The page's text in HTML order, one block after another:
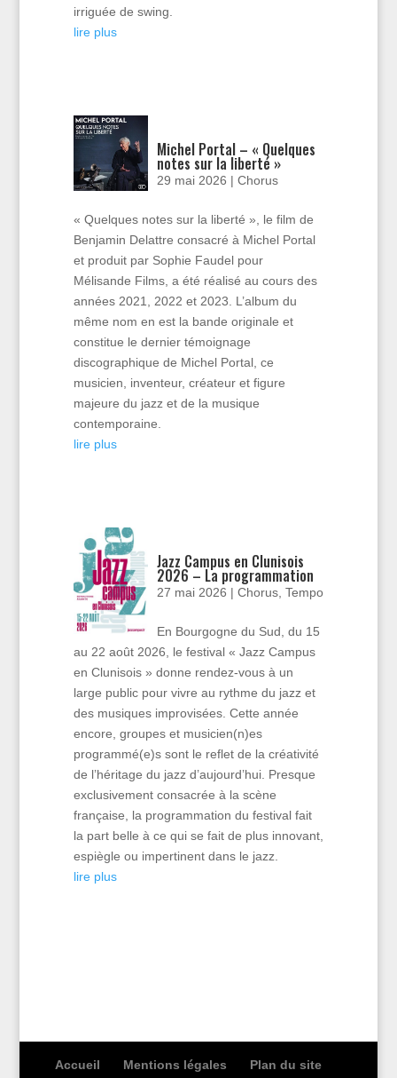
irriguée de swing.
lire plus
Michel Portal – « Quelques
notes sur la liberté »
29 mai 2026 |Chorus
« Quelques notes sur la liberté », le film de
Benjamin Delattre consacré à Michel Portal
et produit par Sophie Faudel pour
Mélisande Films, a été réalisé au cours des
années 2021, 2022 et 2023. L’album du
même nom en est la bande originale et
constitue le dernier témoignage
discographique de Michel Portal, ce
musicien, inventeur, créateur et figure
majeure du jazz et de la musique
contemporaine.
lire plus
Jazz Campus en Clunisois
2026 – La programmation
27 mai 2026 |Chorus,Tempo
En Bourgogne du Sud, du 15
au 22 août 2026, le festival « Jazz Campus
en Clunisois » donne rendez-vous à un
large public pour vivre au rythme du jazz et
des musiques improvisées. Cette année
encore, groupes et musicien(n)es
programmé(e)s sont le reflet de la créativité
de l’héritage du jazz d’aujourd’hui. Presque
exclusivement consacrée à la scène
française, la programmation du festival fait
la part belle à ce qui se fait de plus innovant,
espiègle ou impertinent dans le jazz.
lire plus
Accueil Mentions légales Plan du site